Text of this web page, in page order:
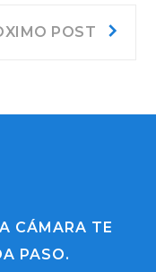
POST
CÁMARA TE
PASO.